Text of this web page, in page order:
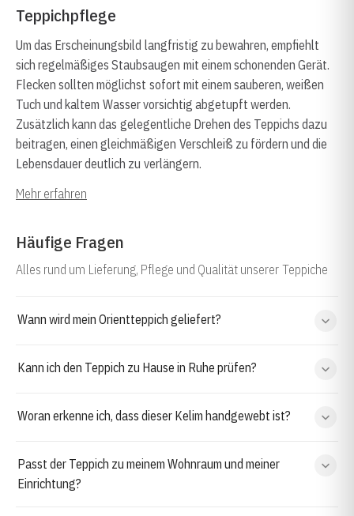
Teppichpflege
Um das Erscheinungsbild langfristig zu bewahren, empfiehlt
sich regelmäßiges Staubsaugen mit einem schonenden Gerät.
Flecken sollten möglichst sofort mit einem sauberen, weißen
Tuch und kaltem Wasser vorsichtig abgetupft werden.
Zusätzlich kann das gelegentliche Drehen des Teppichs dazu
beitragen, einen gleichmäßigen Verschleiß zu fördern und die
Lebensdauer deutlich zu verlängern.
Mehr erfahren
Häufige Fragen
Alles rund um Lieferung, Pflege und Qualität unserer Teppiche
Wann wird mein Orientteppich geliefert?
Kann ich den Teppich zu Hause in Ruhe prüfen?
Woran erkenne ich, dass dieser Kelim handgewebt ist?
Passt der Teppich zu meinem Wohnraum und meiner
Einrichtung?